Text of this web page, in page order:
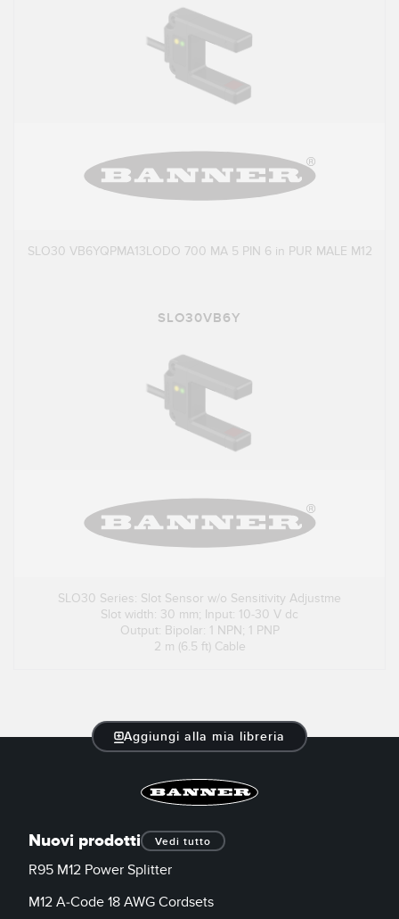
SLO30 VB6YQPMA13LODO 700 MA 5 PIN 6 in PUR MALE M12
SLO30VB6Y
SLO30 Series: Slot Sensor w/o Sensitivity Adjustme
Slot width: 30 mm; Input: 10-30 V dc
Output: Bipolar: 1 NPN; 1 PNP
2 m (6.5 ft) Cable
Aggiungi alla mia libreria
Nuovi prodotti Vedi tutto
R95 M12 Power Splitter
M12 A-Code 18 AWG Cordsets